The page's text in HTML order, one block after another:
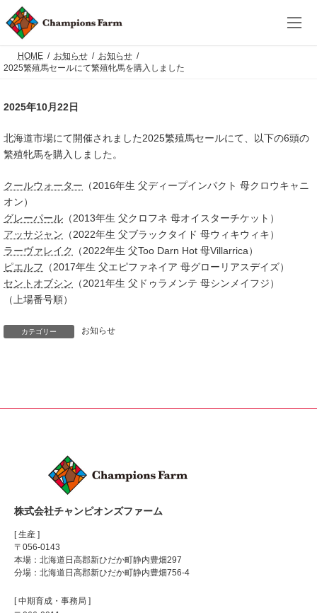
ン
へ
ッ
ビ
ョ
移
HOME お知らせ
お知らせ
2025繁殖馬セールにて繁殖牝馬を購入しました
2025年10月22日
北海道市場にて開催されました2025繁殖馬セールにて、以下の6頭の
繁殖牝馬を購入しました。
クールウォーター （2016年生 父ディープインパクト 母クロウキャニ
オン）
グレーパール （2013年生 父クロフネ 母オイスターチケット）
アッサジャン （2022年生 父ブラックタイド 母ウィキウィキ）
ラーヴァレイク
（2022年生 父Too Darn Hot 母Villarrica）
ピエルフ （2017年生 父エピファネイア 母グローリアスデイズ）
セントオブシン （2021年生 父ドゥラメンテ 母シンメイフジ）
（上場番号順）
カテゴリー お知らせ
株式会社チャンピオンズファーム
[ 生産 ]
〒056-0143
本場：北海道日高郡新ひだか町静内豊畑297
分場：北海道日高郡新ひだか町静内豊畑756-4
[ 中期育成・事務局 ]